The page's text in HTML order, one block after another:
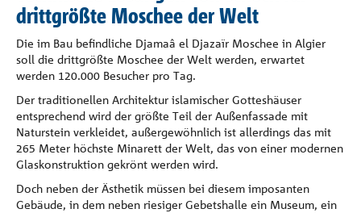
drittgrößte Moschee der Welt
Die im Bau befindliche Djamaâ el Djazaïr Moschee in Algier
soll die drittgrößte Moschee der Welt werden, erwartet
werden 120.000 Besucher pro Tag.
Der traditionellen Architektur islamischer Gotteshäuser
entsprechend wird der größte Teil der Außenfassade mit
Naturstein verkleidet, außergewöhnlich ist allerdings das mit
265 Meter höchste Minarett der Welt, das von einer modernen
Glaskonstruktion gekrönt werden wird.
Doch neben der Ästhetik müssen bei diesem imposanten
Gebäude, in dem neben riesiger Gebetshalle ein Museum, ein